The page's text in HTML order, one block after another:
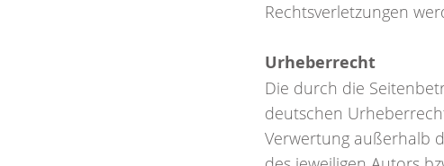
Rechtsverletzungen
Urheberrecht
Die durch die
deutschen
Verwertung außerhalb